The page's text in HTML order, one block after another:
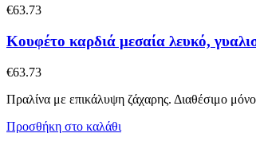
€63.73
Κουφέτο καρδιά μεσαία λευκό,
€63.73
Πραλίνα με επικάλυψη ζάχαρης. Διαθέσιμο
Προσθήκη στο καλάθι